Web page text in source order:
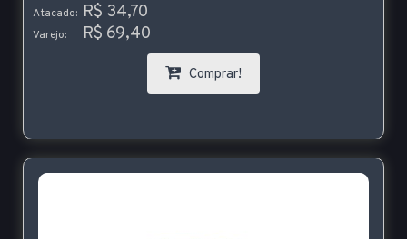
Atacado: R$ 34,70
Varejo: R$ 69,40
Comprar!